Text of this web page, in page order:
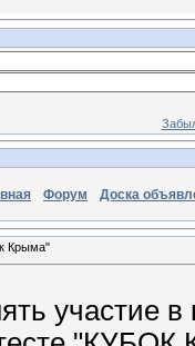
Форум Доска
Крыма"
участие в